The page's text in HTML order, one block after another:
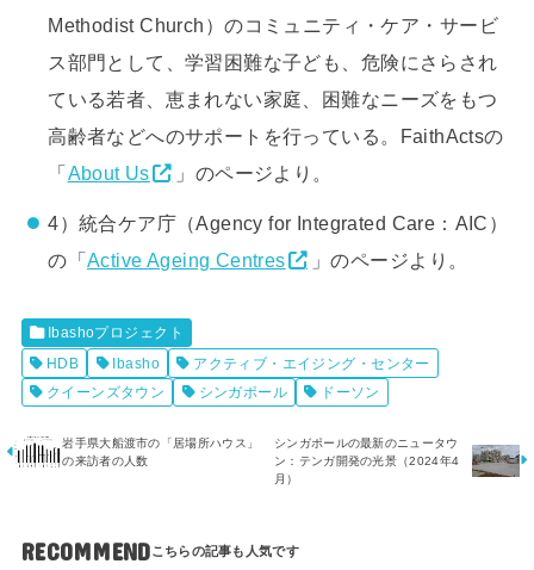
Methodist Church）のコミュニティ・ケア・サービ
ス部門として、学習困難な子ども、危険にさらされ
ている若者、恵まれない家庭、困難なニーズをもつ
高齢者などへのサポートを行っている。FaithActsの
「About Us 」のページより。
4）統合ケア庁（Agency for Integrated Care：AIC）
の「 Active Ageing Centres 」のページより。
Ibashoプロジェクト
HDB
Ibasho
アクティブ・エイジング・センター
クイーンズタウン
シンガポール ドーソン
岩手県大船渡市の「居場所ハウス」
の来訪者の人数
シンガポールの最新のニュータウ
ン：テンガ開発の光景（2024年4
月）
RECOMMEND